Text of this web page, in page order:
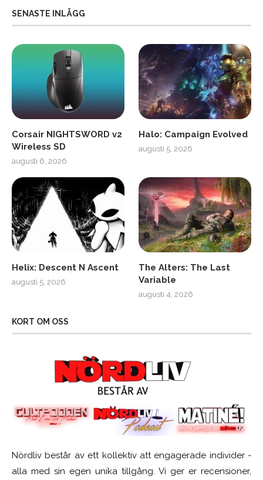
SENASTE INLÄGG
Corsair NIGHTSWORD v2
Wireless SD
augusti 6, 2026
Halo: Campaign Evolved
augusti 5, 2026
Helix: Descent N Ascent
augusti 5, 2026
The Alters: The Last
Variable
augusti 4, 2026
KORT OM OSS
Nördliv består av ett kollektiv att engagerade individer -
alla med sin egen unika tillgång. Vi ger er recensioner,